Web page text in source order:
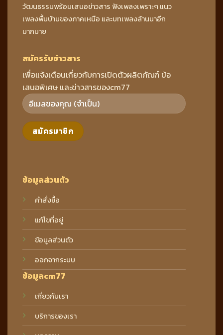
วัฒนธรรมพร้อมเสนอข่าวสาร ฟังเพลงเพราะๆ แนว
เพลงพื้นบ้านของภาคเหนือ และบทเพลงล้านนาอีก
มากมาย
ข้อมูลส่วนตัว
คำสั่งซื้อ
แก้ไขที่อยู่
ข้อมูลส่วนตัว
ออกจากระบบ
ข้อมูลcm77
เกี่ยวกับเรา
บริการของเรา
สมัครรับข่าวสาร
เพื่อแจ้งเตือนเกี่ยวกับการเปิดตัวผลิตภัณฑ์ ข้อ
เสนอพิเศษ และข่าวสารของcm77